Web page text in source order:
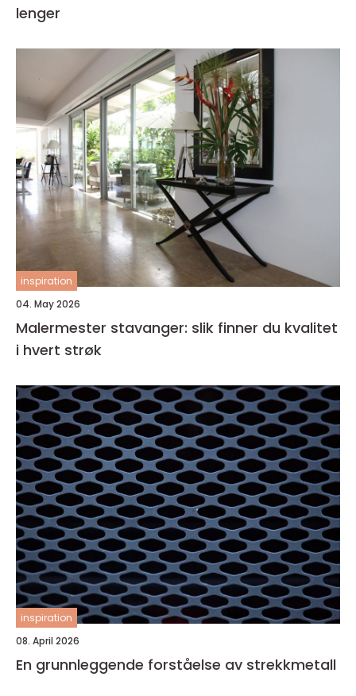
lenger
inspiration
04. May 2026
Malermester stavanger: slik finner du kvalitet
i hvert strøk
inspiration
08. April 2026
En grunnleggende forståelse av strekkmetall